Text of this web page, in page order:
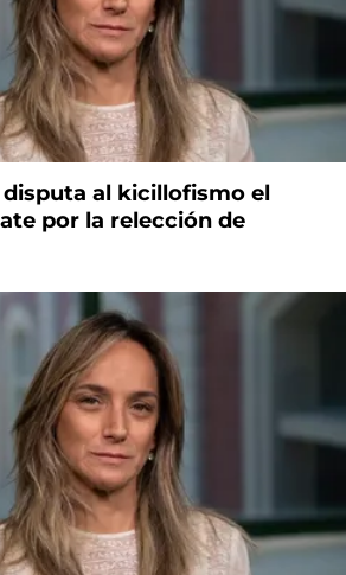
disputa al kicillofismo el
por la relección de